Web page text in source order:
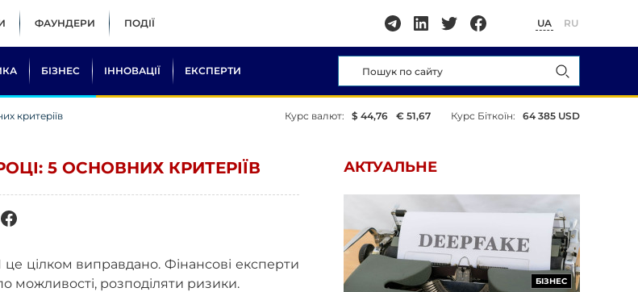
ФАУНДЕРИ ПОДІЇ UA RU
БІЗНЕС ІННОВАЦІЇ ЕКСПЕРТИ
критеріїв Курс валют: $ 44,76 € 51,67 Курс Біткоїн: 64 385 USD
5 ОСНОВНИХ КРИТЕРІЇВ
це цілком виправдано. Фінансові експерти
можливості, розподіляти ризики.
АКТУАЛЬНЕ
БІЗНЕС